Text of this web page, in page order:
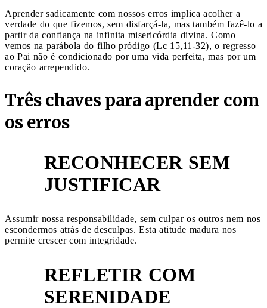
Aprender sadicamente com nossos erros implica acolher a
verdade do que fizemos, sem disfarçá-la, mas também fazê-lo a
partir da confiança na infinita misericórdia divina. Como
vemos na parábola do filho pródigo (Lc 15,11-32), o regresso
ao Pai não é condicionado por uma vida perfeita, mas por um
coração arrependido.
Três chaves para aprender com
os erros
RECONHECER SEM
JUSTIFICAR
Assumir nossa responsabilidade, sem culpar os outros nem nos
escondermos atrás de desculpas. Esta atitude madura nos
permite crescer com integridade.
REFLETIR COM
SERENIDADE